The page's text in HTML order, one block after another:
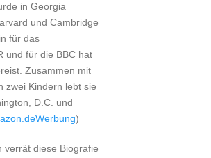
in Georgia
und Cambridge
für das
und für die BBC hat
Zusammen mit
zwei Kindern lebt sie
D.C. und
)
verrät diese Biografie